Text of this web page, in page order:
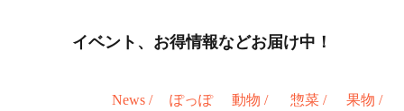
イベント、お得情報などお届け中！
News /
ぽっぽ
動物 / 惣菜 / 果物 /